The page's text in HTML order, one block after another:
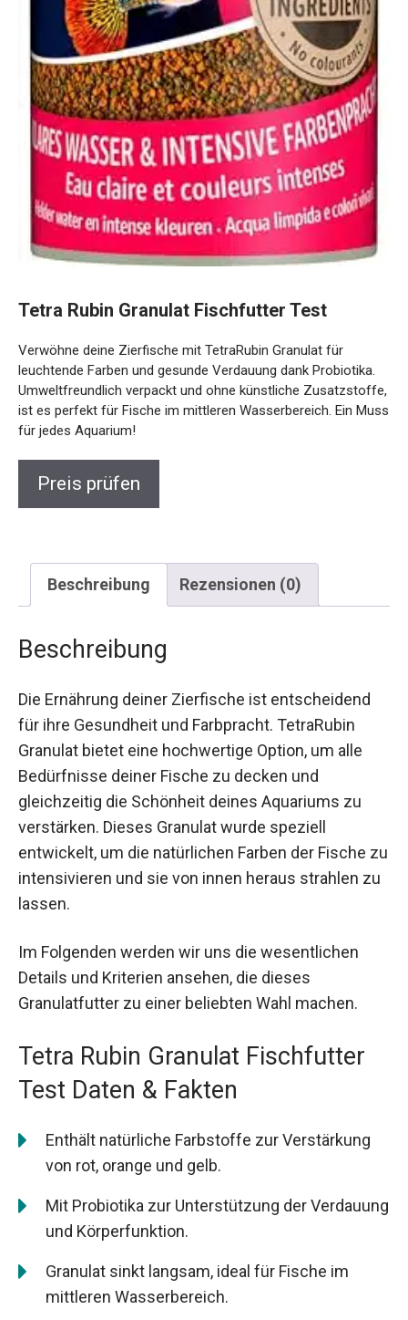
Tetra Rubin Granulat Fischfutter Test
Verwöhne deine Zierfische mit TetraRubin Granulat für
leuchtende Farben und gesunde Verdauung dank Probiotika.
Umweltfreundlich verpackt und ohne künstliche Zusatzstoffe,
ist es perfekt für Fische im mittleren Wasserbereich. Ein Muss
für jedes Aquarium!
Preis prüfen
Beschreibung Rezensionen (0)
Beschreibung
Die Ernährung deiner Zierfische ist entscheidend
für ihre Gesundheit und Farbpracht. TetraRubin
Granulat bietet eine hochwertige Option, um alle
Bedürfnisse deiner Fische zu decken und
gleichzeitig die Schönheit deines Aquariums zu
verstärken. Dieses Granulat wurde speziell
entwickelt, um die natürlichen Farben der Fische zu
intensivieren und sie von innen heraus strahlen zu
lassen.
Im Folgenden werden wir uns die wesentlichen
Details und Kriterien ansehen, die dieses
Granulatfutter zu einer beliebten Wahl machen.
Tetra Rubin Granulat Fischfutter
Test Daten & Fakten
Enthält natürliche Farbstoffe zur Verstärkung
von rot, orange und gelb.
Mit Probiotika zur Unterstützung der Verdauung
und Körperfunktion.
Granulat sinkt langsam, ideal für Fische im
mittleren Wasserbereich.